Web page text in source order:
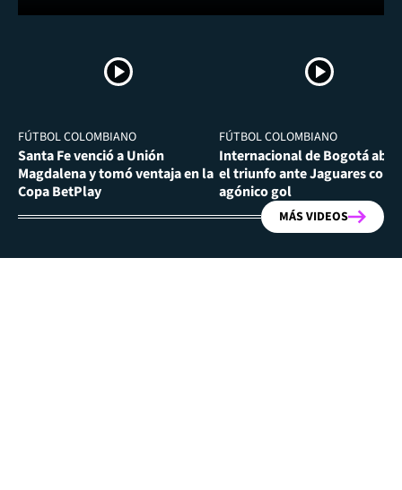
FÚTBOL COLOMBIANO
Santa Fe venció a Unión
Magdalena y tomó ventaja en la
Copa BetPlay
FÚTBOL COLOMBIANO
Internacional de Bogotá
el triunfo ante Jaguares con
agónico gol
MÁS VIDEOS